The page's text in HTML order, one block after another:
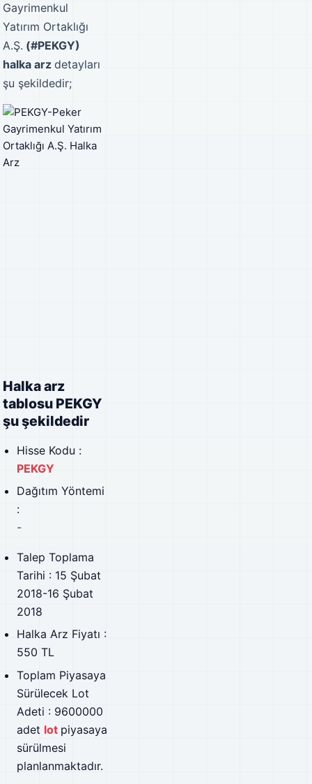
Gayrimenkul
Yatırım Ortaklığı
A.Ş. (#PEKGY)
halka arz detayları
şu şekildedir;
Halka arz
tablosu PEKGY
şu şekildedir
Hisse Kodu :
PEKGY
Dağıtım Yöntemi
:
-
Talep Toplama
Tarihi : 15 Şubat
2018-16 Şubat
2018
Halka Arz Fiyatı :
550 TL
Toplam Piyasaya
Sürülecek Lot
Adeti : 9600000
adet lot piyasaya
sürülmesi
planlanmaktadır.